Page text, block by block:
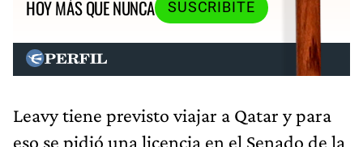
HOY MÁS QUE NUNCA
SUSCRIBITE
Leavy tiene previsto viajar a Qatar y para
eso se pidió una licencia en el Senado de la